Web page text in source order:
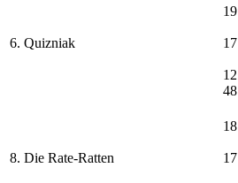
6. Quizniak
19
17
12
48
8. Die Rate-Ratten
18
17